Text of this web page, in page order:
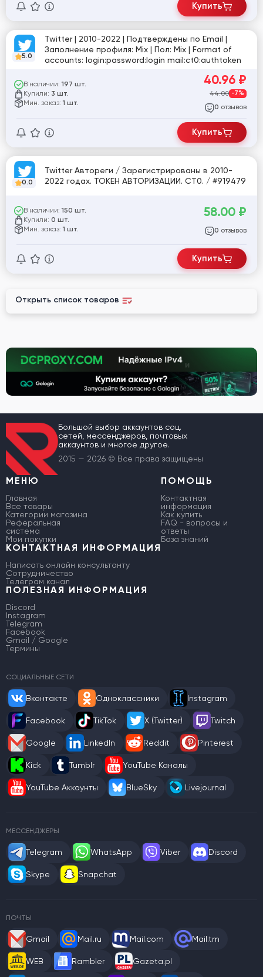
Купить
5.0
Twitter | 2010-2022 | Подтверждены по Email |
Заполнение профиля: Mix | Пол: Mix | Format of
accounts: login:password:login mail:ct0:authtoken
В наличии: 197 шт.
Купили: 3 шт.
Мин. заказ: 1 шт.
40.96 ₽
44.00 -7%
0 отзывов
Купить
0.0
Twitter Автореги / Зарегистрированы в 2010-
2022 годах. ТОКЕН АВТОРИЗАЦИИ. CT0. / #919479
В наличии: 150 шт.
Купили: 0 шт.
Мин. заказ: 1 шт.
58.00 ₽
0 отзывов
Купить
Открыть список товаров
Большой выбор аккаунтов соц.
сетей, мессенджеров, почтовых
аккаунтов и многое другое.
2015 — 2026 © Все права защищены
МЕНЮ
Главная
Все товары
Категории магазина
Реферальная
система
Мои покупки
ПОМОЩЬ
Контактная
информация
Как купить
FAQ - вопросы и
ответы
База знаний
КОНТАКТНАЯ ИНФОРМАЦИЯ
Написать онлайн консультанту
Сотрудничество
Телеграм канал
ПОЛЕЗНАЯ ИНФОРМАЦИЯ
Discord
Instagram
Telegram
Facebook
Gmail / Google
Термины
СОЦИАЛЬНЫЕ СЕТИ
Вконтакте Одноклассники Instagram
Facebook TikTok X (Twitter) Twitch
Google LinkedIn Reddit Pinterest
Kick Tumblr YouTube Каналы
YouTube Аккаунты BlueSky Livejournal
МЕССЕНДЖЕРЫ
Telegram WhatsApp Viber Discord
Skype Snapchat
ПОЧТЫ
Gmail Mail.ru Mail.com Mail.tm
WEB Rambler Gazeta.pl